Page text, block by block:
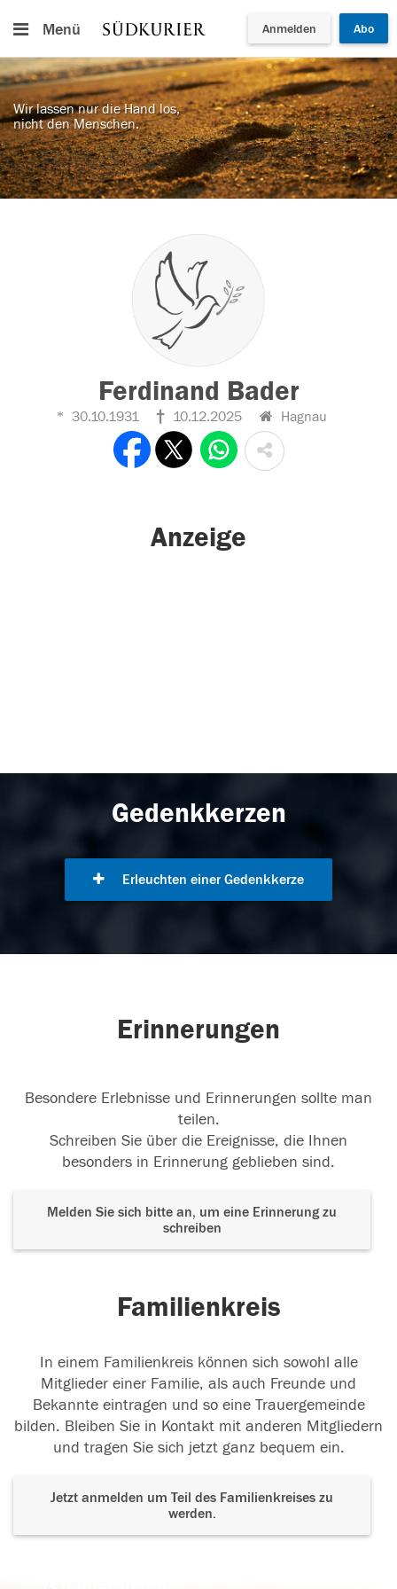
Menü Anmelden Abo
Wir lassen nur die Hand los,
nicht den Menschen.
Ferdinand Bader
30.10.1931 10.12.2025 Hagnau
Anzeige
Gedenkkerzen
Erleuchten einer Gedenkkerze
Erinnerungen
Besondere Erlebnisse und Erinnerungen sollte man
teilen.
Schreiben Sie über die Ereignisse, die Ihnen
besonders in Erinnerung geblieben sind.
Melden Sie sich bitte an, um eine Erinnerung zu
schreiben
Familienkreis
In einem Familienkreis können sich sowohl alle
Mitglieder einer Familie, als auch Freunde und
Bekannte eintragen und so eine Trauergemeinde
bilden. Bleiben Sie in Kontakt mit anderen Mitgliedern
und tragen Sie sich jetzt ganz bequem ein.
Jetzt anmelden um Teil des Familienkreises zu
werden.